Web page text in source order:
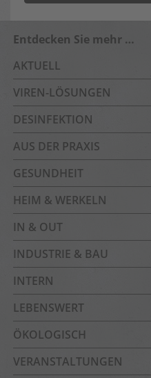
Entdecken Sie mehr …
AKTUELL
VIREN-LÖSUNGEN
DESINFEKTION
AUS DER PRAXIS
GESUNDHEIT
HEIM & WERKELN
IN & OUT
INDUSTRIE & BAU
INTERN
LEBENSWERT
ÖKOLOGISCH
VERANSTALTUNGEN